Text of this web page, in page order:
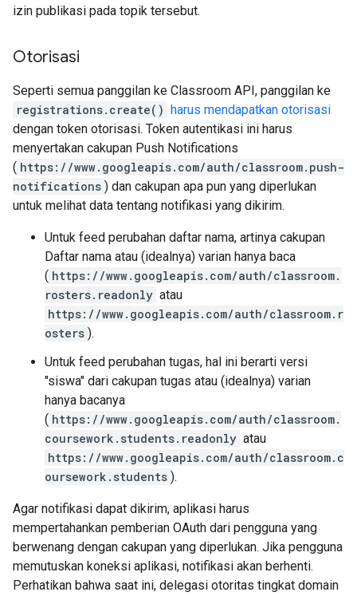
izin publikasi pada topik tersebut.
Otorisasi
Seperti semua panggilan ke Classroom API, panggilan ke
registrations.create() harus mendapatkan otorisasi
dengan token otorisasi. Token autentikasi ini harus
menyertakan cakupan Push Notifications
( https://www.googleapis.com/auth/classroom.push-
notifications ) dan cakupan apa pun yang diperlukan
untuk melihat data tentang notifikasi yang dikirim.
Untuk feed perubahan daftar nama, artinya cakupan
Daftar nama atau (idealnya) varian hanya baca
( https://www.googleapis.com/auth/classroom.
rosters.readonly atau
https://www.googleapis.com/auth/classroom.r
osters ).
Untuk feed perubahan tugas, hal ini berarti versi
"siswa" dari cakupan tugas atau (idealnya) varian
hanya bacanya
( https://www.googleapis.com/auth/classroom.
coursework.students.readonly atau
https://www.googleapis.com/auth/classroom.c
oursework.students ).
Agar notifikasi dapat dikirim, aplikasi harus
mempertahankan pemberian OAuth dari pengguna yang
berwenang dengan cakupan yang diperlukan. Jika pengguna
memutuskan koneksi aplikasi, notifikasi akan berhenti.
Perhatikan bahwa saat ini, delegasi otoritas tingkat domain